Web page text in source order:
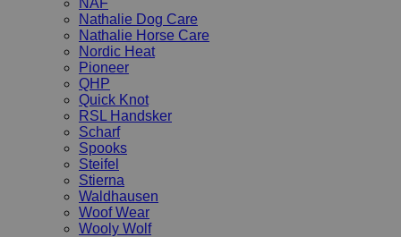
Nathalie Dog Care
Nathalie Horse Care
Nordic Heat
Pioneer
QHP
Quick Knot
RSL Handsker
Scharf
Spooks
Steifel
Stierna
Waldhausen
Woof Wear
Wooly Wolf